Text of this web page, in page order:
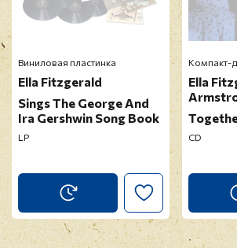
Перед публикацией отзывы
модерацию
Виниловая пластинка
Ella Fitzgerald
Sings The George And
Ira Gershwin Song Book
LP
Компакт-
Ella
CD